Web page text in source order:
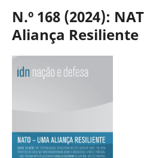
N.º 168 (2024):
Aliança Resiliente